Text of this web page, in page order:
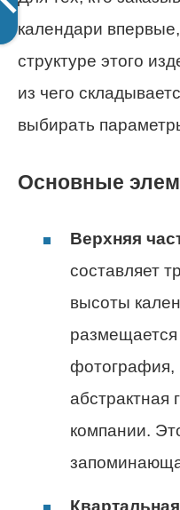
календари
структуре этого
из чего
выбирать
Основные
Верхняя
составляет
высоты
фотография,
абстрактная
компании.